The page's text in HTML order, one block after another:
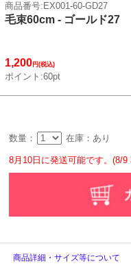
商品番号:EX001-60-GD27
毛束60cm - ゴールド27
1,200円(税込)
ポイント:60pt
数量： 在庫：あり
8月10日に発送可能です。(8/9
商品詳細・サイズ等について